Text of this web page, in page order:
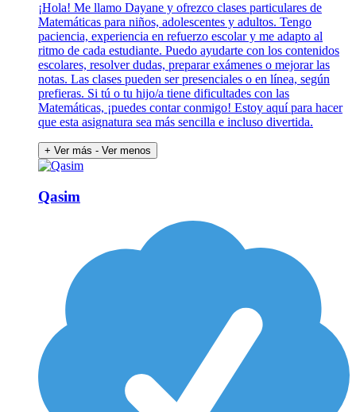
¡Hola! Me llamo Dayane y ofrezco clases particulares de
Matemáticas para niños, adolescentes y adultos. Tengo
paciencia, experiencia en refuerzo escolar y me adapto al
ritmo de cada estudiante. Puedo ayudarte con los contenidos
escolares, resolver dudas, preparar exámenes o mejorar las
notas. Las clases pueden ser presenciales o en línea, según
prefieras. Si tú o tu hijo/a tiene dificultades con las
Matemáticas, ¡puedes contar conmigo! Estoy aquí para hacer
que esta asignatura sea más sencilla e incluso divertida.
+ Ver más - Ver menos
Qasim